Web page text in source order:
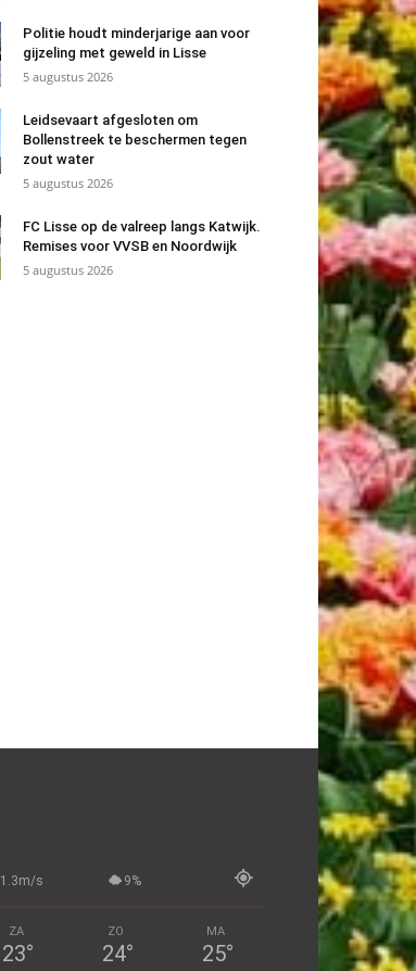
Politie houdt minderjarige aan voor
gijzeling met geweld in Lisse
5 augustus 2026
Leidsevaart afgesloten om
Bollenstreek te beschermen tegen
zout water
5 augustus 2026
FC Lisse op de valreep langs Katwijk.
Remises voor VVSB en Noordwijk
5 augustus 2026
1.3m/s 9%
ZA
23°
ZO
24°
MA
25°